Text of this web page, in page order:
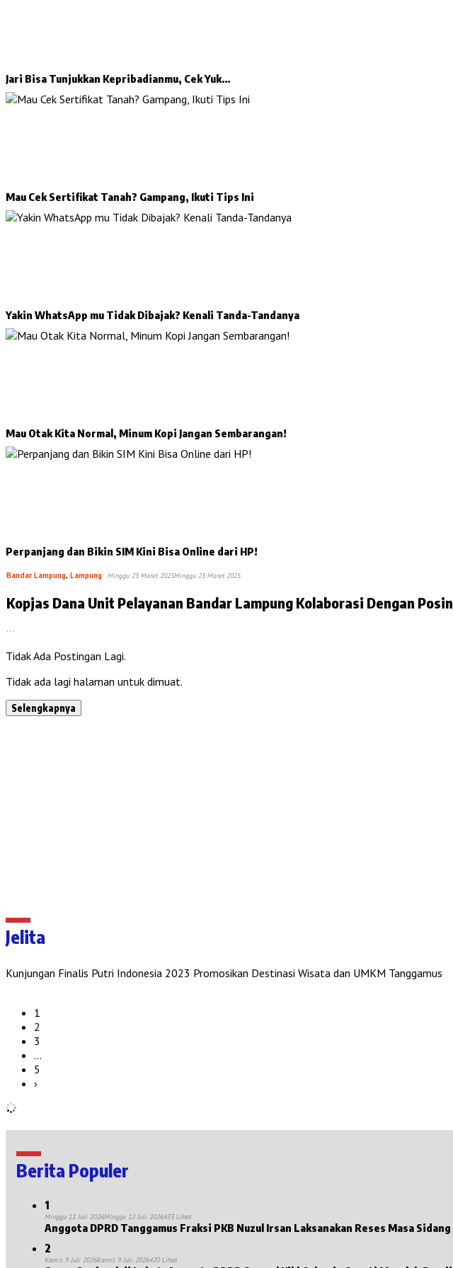
Jari Bisa Tunjukkan Kepribadianmu, Cek Yuk…
Mau Cek Sertifikat Tanah? Gampang, Ikuti Tips Ini
Yakin WhatsApp mu Tidak Dibajak? Kenali Tanda-Tandanya
Mau Otak Kita Normal, Minum Kopi Jangan Sembarangan!
Perpanjang dan Bikin SIM Kini Bisa Online dari HP!
Bandar Lampung, Lampung Minggu 23 Maret 2025Minggu 23 Maret 2025
Kopjas Dana Unit Pelayanan Bandar Lampung
…
Tidak Ada Postingan Lagi.
Tidak ada lagi halaman untuk dimuat.
Selengkapnya
Jelita
Kunjungan Finalis Putri Indonesia 2023 Promosikan Destinasi Wisata dan UMKM Tanggamus
1
2
3
…
5
›
Berita Populer
1
Minggu 12 Juli 2026Minggu 12 Juli 2026433 Lihat
Anggota DPRD Tanggamus Fraksi PKB Nuzul Irsan
2
Kamis 9 Juli 2026Kamis 9 Juli 2026420 Lihat